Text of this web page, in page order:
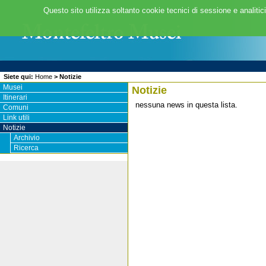
Siete qui: Home> Notizie
Musei
Itinerari
Comuni
Link utili
Notizie
Archivio
Ricerca
Notizie
nessuna news in questa lista.
Questo sito utilizza soltanto cookie tecnici di sessione e